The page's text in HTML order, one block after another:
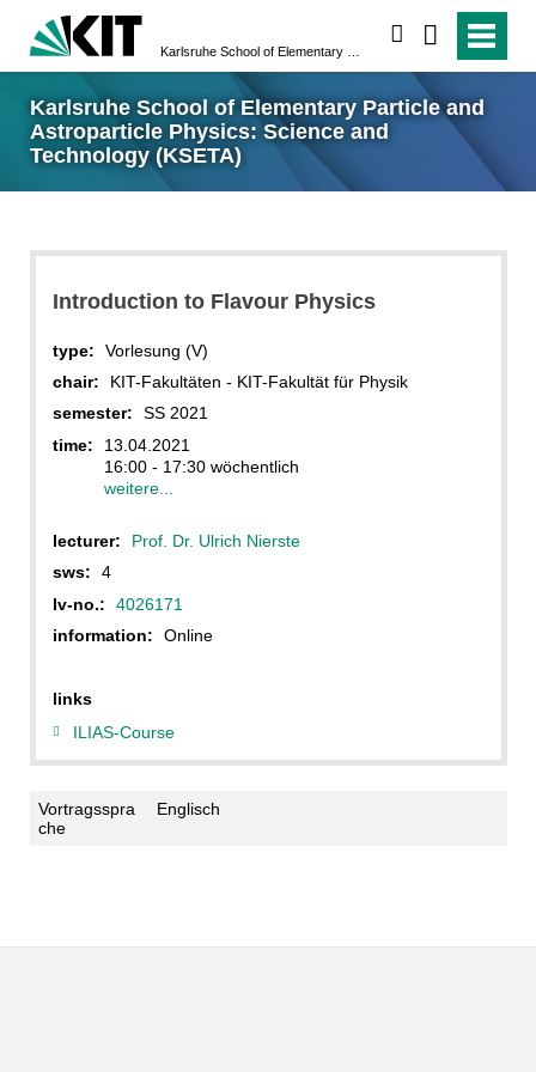
Karlsruhe School of Elementary Particle and
Astroparticle Physics: Science and
Technology (KSETA)
Introduction to Flavour Physics
type:
Vorlesung (V)
chair:
KIT-Fakultäten - KIT-Fakultät für Physik
semester:
SS 2021
time:
13.04.2021
16:00 - 17:30 wöchentlich
weitere...
lecturer:
Prof. Dr. Ulrich Nierste
sws:
4
lv-no.:
4026171
information:
Online
links
ILIAS-Course
Vortragsspra
che
Englisch